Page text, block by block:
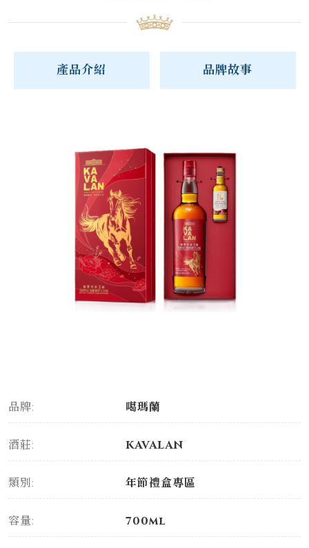
產品介紹 品牌故事
品牌: 噶瑪蘭
酒莊: KAVALAN
類別: 年節禮盒專區
容量: 700ml